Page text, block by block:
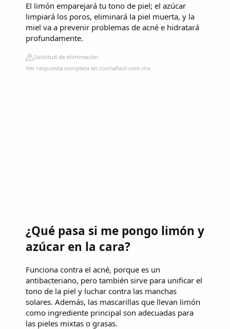
El limón emparejará tu tono de piel; el azúcar
limpiará los poros, eliminará la piel muerta, y la
miel va a prevenir problemas de acné e hidratará
profundamente.
Solicitud de eliminación
Ver respuesta completa en cocinafacil.com.mx
¿Qué pasa si me pongo limón y
azúcar en la cara?
Funciona contra el acné, porque es un
antibacteriano, pero también sirve para unificar el
tono de la piel y luchar contra las manchas
solares. Además, las mascarillas que llevan limón
como ingrediente principal son adecuadas para
las pieles mixtas o grasas.